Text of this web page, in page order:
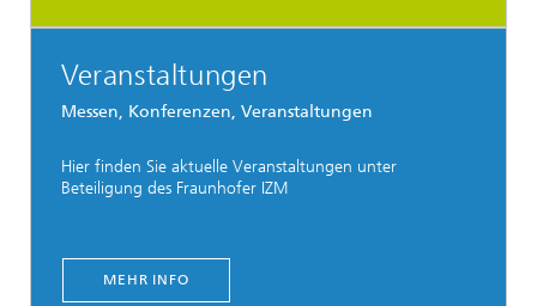
Veranstaltungen
Messen, Konferenzen, Veranstaltungen
Hier finden Sie aktuelle Veranstaltungen unter
Beteiligung des Fraunhofer IZM
MEHR INFO